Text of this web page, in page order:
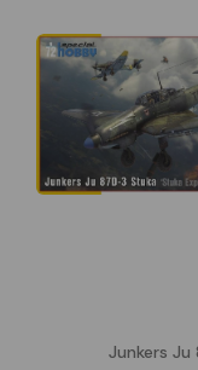
Junkers